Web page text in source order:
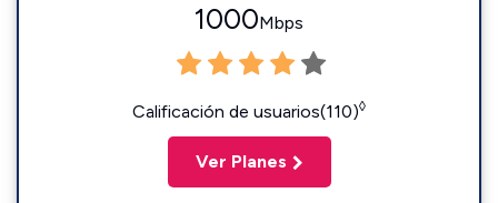
1000Mbps
Calificación de usuarios(110)◊
Ver Planes